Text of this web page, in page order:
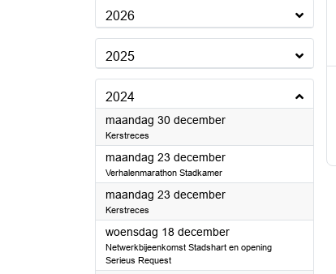
2026
2025
2024
maandag 30 december2024
Kerstreces
maandag 23 december2024
Verhalenmarathon Stadkamer
maandag 23 december2024
Kerstreces
woensdag 18 december2024
Netwerkbijeenkomst Stadshart en opening
Serieus Request